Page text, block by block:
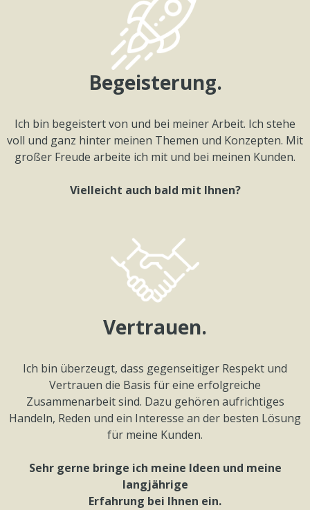
Begeisterung.
Ich bin begeistert von und bei meiner Arbeit. Ich stehe
voll und ganz hinter meinen Themen und Konzepten. Mit
großer Freude arbeite ich mit und bei meinen Kunden.
Vielleicht auch bald mit Ihnen?
Vertrauen.
Ich bin überzeugt, dass gegenseitiger Respekt und
Vertrauen die Basis für eine erfolgreiche
Zusammenarbeit sind. Dazu gehören aufrichtiges
Handeln, Reden und ein Interesse an der besten Lösung
für meine Kunden.
Sehr gerne bringe ich meine Ideen und meine
langjährige
Erfahrung bei Ihnen ein.